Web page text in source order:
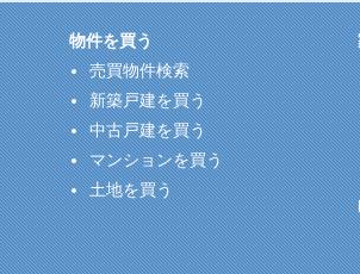
物件を買う
売買物件検索
新築戸建を買う
中古戸建を買う
マンションを買う
土地を買う